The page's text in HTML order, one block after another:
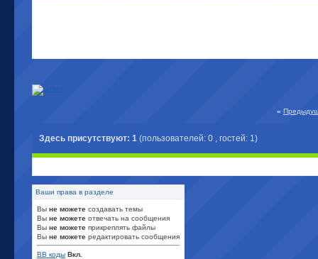
«
Здесь присутствуют: 1 (пользователей: 0 , гостей: 1)
Ваши права в разделе
Вы не можете создавать темы
Вы не можете отвечать на сообщения
Вы не можете прикреплять файлы
Вы не можете редактировать сообщения
BB коды Вкл.